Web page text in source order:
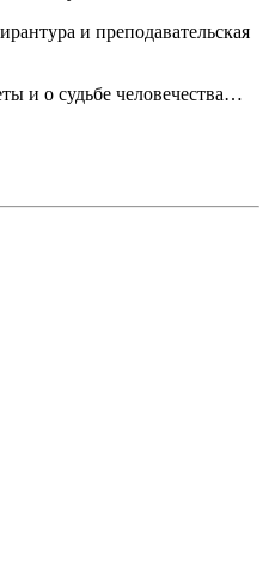
и преподавательская
и о судьбе человечества…